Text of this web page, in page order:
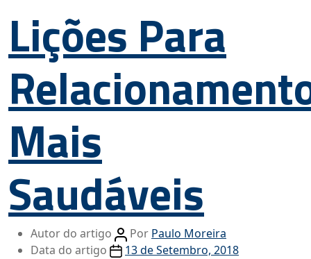
Lições Para
Mais
Saudáveis
Autor do artigo Por Paulo Moreira
Data do artigo
13 de Setembro, 2018